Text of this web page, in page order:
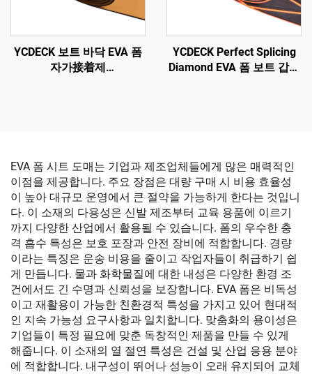
YCDECK 보트 바닥 EVA 폼
자가接着제
YCDECK Perfect Splicing
Diamond EVA 폼 보트 갑판
EVA 폼 시트 도매는 기업과 제조업체들에게 많은 매력적인
이점을 제공합니다. 주요 장점은 대량 구매 시 비용 효율성
이 높아 대규모 운영에서 큰 절약을 가능하게 한다는 것입니
다. 이 소재의 다용성은 신발 제조부터 교육 용품에 이르기
까지 다양한 산업에서 활용될 수 있습니다. 폼의 우수한 충
격 흡수 특성은 보호 포장과 안전 장비에 적합합니다. 경량
이라는 특징은 운송 비용을 줄이고 작업자들이 취급하기 쉽
게 만듭니다. 물과 화학물질에 대한 내성은 다양한 환경 조
건에서도 긴 수명과 신뢰성을 보장합니다. EVA 폼은 비독성
이고 재활용이 가능한 친환경적 특성을 가지고 있어 현대적
인 지속 가능성 요구사항과 일치합니다. 맞춤화의 용이성은
기업들이 특정 필요에 맞춘 독창적인 제품을 만들 수 있게
해줍니다. 이 소재의 열 절연 특성은 건설 및 산업 응용 분야
에 적합합니다. 내구성이 뛰어나 성능이 오래 유지되어 교체